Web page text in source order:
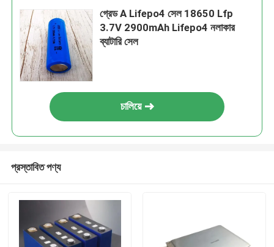
গ্রেড A Lifepo4 সেল 18650 Lfp
3.7V 2900mAh Lifepo4 নলাকার
ব্যাটারি সেল
চালিয়ে
প্রস্তাবিত পণ্য